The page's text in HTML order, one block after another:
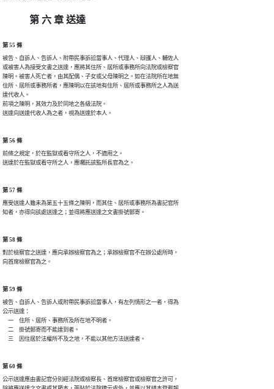
第 六 章 送達
第 55 條
被告、自訴人、告訴人、附帶民事訴訟當事人、代理人、辯護人、輔佐人
或被害人為接受文書之送達，應將其住所、居所或事務所向法院或檢察官
陳明。被害人死亡者，由其配偶、子女或父母陳明之。如在法院所在地無
住所、居所或事務所者，應陳明以在該地有住所、居所或事務所之人為送
達代收人。
前項之陳明，其效力及於同地之各級法院。
送達向送達代收人為之者，視為送達於本人。
第 56 條
前條之規定，於在監獄或看守所之人，不適用之。
送達於在監獄或看守所之人，應囑託該監所長官為之。
第 57 條
應受送達人雖未為第五十五條之陳明，而其住、居所或事務所為書記官所
知者，亦得向該處送達之；並得將應送達之文書掛號郵寄。
第 58 條
對於檢察官之送達，應向承辦檢察官為之；承辦檢察官不在辦公處所時，
向首席檢察官為之。
第 59 條
被告、自訴人、告訴人或附帶民事訴訟當事人，有左列情形之一者，得為
公示送達：
一　住所、居所、事務所及所在地不明者。
二　掛號郵寄而不能達到者。
三　因住居於法權所不及之地，不能以其他方法送達者。
第 60 條
公示送達應由書記官分別經法院或檢察長、首席檢察官或檢察官之許可，